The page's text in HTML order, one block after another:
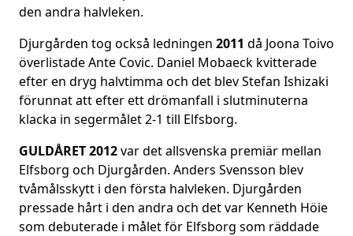
den andra halvleken.
Djurgården tog också ledningen 2011 då Joona Toivo
överlistade Ante Covic. Daniel Mobaeck kvitterade
efter en dryg halvtimma och det blev Stefan Ishizaki
förunnat att efter ett drömanfall i slutminuterna
klacka in segermålet 2-1 till Elfsborg.
GULDÅRET 2012var det allsvenska premiär mellan
Elfsborg och Djurgården. Anders Svensson blev
tvåmålsskytt i den första halvleken. Djurgården
pressade hårt i den andra och det var Kenneth Höie
som debuterade i målet för Elfsborg som räddade